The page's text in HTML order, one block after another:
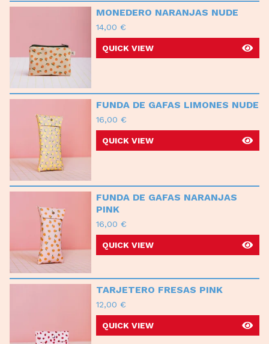
MONEDERO NARANJAS NUDE
14,00 €
QUICK VIEW
FUNDA DE GAFAS LIMONES NUDE
16,00 €
QUICK VIEW
FUNDA DE GAFAS NARANJAS
PINK
16,00 €
QUICK VIEW
TARJETERO FRESAS PINK
12,00 €
QUICK VIEW